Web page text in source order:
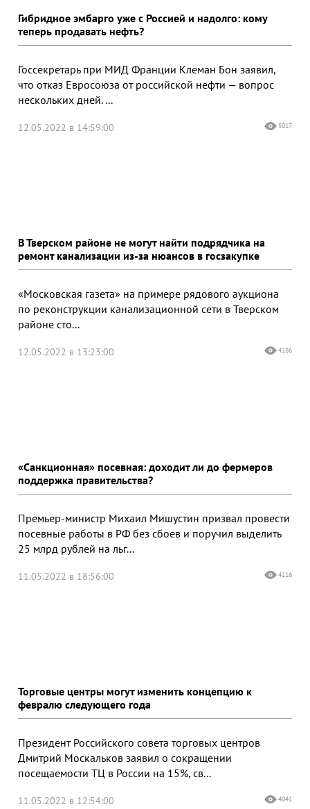
Гибридное эмбарго уже с Россией и надолго: кому
теперь продавать нефть?
Госсекретарь при МИД Франции Клеман Бон заявил,
что отказ Евросоюза от российской нефти — вопрос
нескольких дней. ...
12.05.2022 в 14:59:00 5017
В Тверском районе не могут найти подрядчика на
ремонт канализации из-за нюансов в госзакупке
«Московская газета» на примере рядового аукциона
по реконструкции канализационной сети в Тверском
районе сто...
12.05.2022 в 13:23:00 4186
«Санкционная» посевная: доходит ли до фермеров
поддержка правительства?
Премьер-министр Михаил Мишустин призвал провести
посевные работы в РФ без сбоев и поручил выделить
25 млрд рублей на льг...
11.05.2022 в 18:56:00 4116
Торговые центры могут изменить концепцию к
февралю следующего года
Президент Российского совета торговых центров
Дмитрий Москальков заявил о сокращении
посещаемости ТЦ в России на 15%, св...
11.05.2022 в 12:54:00 4041